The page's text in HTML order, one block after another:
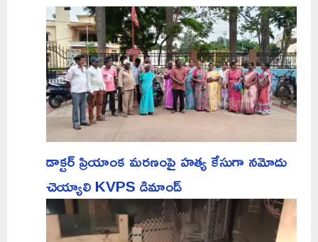
డాక్టర్ ప్రియాంక మరణంపై హత్య కేసుగా నమోదు
చెయ్యాలి KVPS డిమాండ్